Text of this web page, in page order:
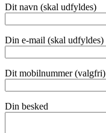
Dit navn (skal udfyldes)
Din e-mail (skal udfyldes)
Dit mobilnummer (valgfri)
Din besked